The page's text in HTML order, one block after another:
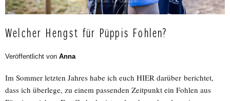
Welcher Hengst für Püppis Fohlen?
Veröffentlicht von Anna
Im Sommer letzten Jahres habe ich euch HIER darüber berichtet,
dass ich überlege, zu einem passenden Zeitpunkt ein Fohlen aus